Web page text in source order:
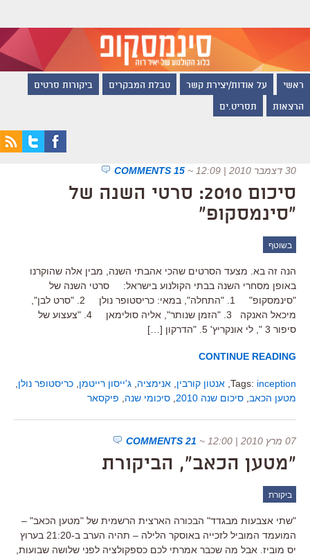
ראשי על אודות/יצירת קשר טבלת המבקרים ביקורות סרטים
הרצאות תסריט.ים
30 דצמבר 2010 | 12:09 ~
15 COMMENTS
סיכום 2010: סרטי השנה של
"סינמסקופ"
בשוטף
הנה זה בא. מצעד הסרטים שהכי אהבתי השנה, מבין אלה שהוקרנו
באופן מסחרי השנה בבתי הקולנוע בישראל: סרטי השנה של
"סינמסקופ" 1. "התחלה", במאי: כריסטופר נולן 2. "סרט לבן",
מיכאל האנקה 3. "הזמן שנותר", אליה סולימאן 4. "צעצוע של
סיפור 3 ", לי אונקריץ' 5. "הדרקון […]
CONTINUE READING
Tags: inception אנטון קורבין אנימציה ג'ייסון רייטמן כריסטופר נולן
מטען הכאב סיכום שנה 2010 סיכומי שנה פיקסאר
07 מרץ 2010 | 12:00 ~
21 COMMENTS
"מטען הכאב", הביקורת
ביקורת
"שתי אצבעות מבגדד" הבכורה הארצית הרשמית של "מטען הכאב" –
המועמד המוביל לזכייה באוסקר הלילה – תהיה הערב ב-21:20 בערוץ
יס מוביז. אבל מה שכבר אמרתי לכם כספקולציה לפני שלושה שבועות,